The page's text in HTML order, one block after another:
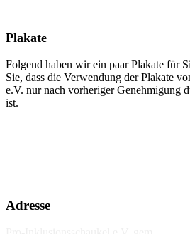
Plakate
Folgend haben wir ein paar Plakate für
Sie, dass die Verwendung der Plakate
e.V. nur nach vorheriger Genehmigung
ist.
Adresse